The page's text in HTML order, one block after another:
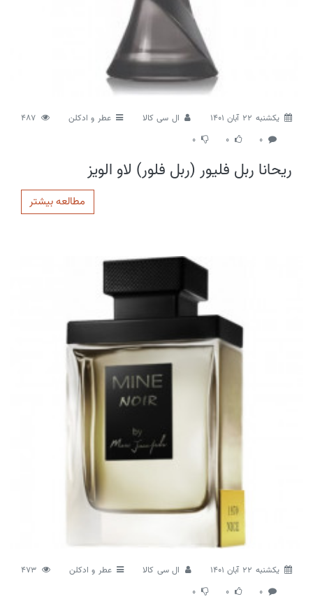
يكشنبه 22 آبان 1401 ال سی کالا عطر و ادکلن
487
0
0
0
ریحانا ربل فلیور (ربل فلور) لاو الویز
مطالعه بیشتر
يكشنبه 22 آبان 1401 ال سی کالا عطر و ادکلن
473
0
0
0